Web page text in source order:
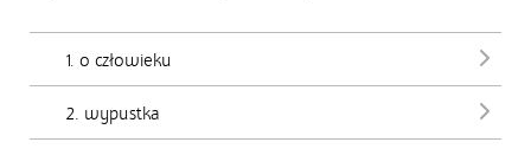
1. o człowieku
2. wypustka